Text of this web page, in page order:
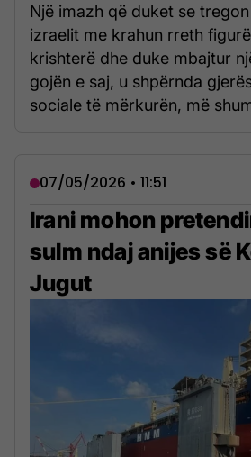
Një imazh që duket se
izraelit me krahun rreth
krishterë dhe duke mbajtur
gojën e saj, u shpërnda
sociale të mërkurën, më
07/05/2026 • 11:51
Irani mohon
sulm ndaj anijes së
Jugut